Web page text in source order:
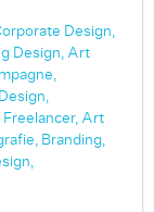
Design,
Design, Art
Freelancer, Art
Branding,